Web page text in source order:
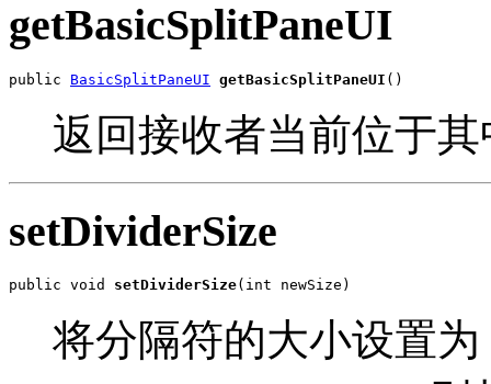
getBasicSplitPaneUI
public BasicSplitPaneUI getBasicSplitPaneUI ()
返回接收者当前位于
setDividerSize
public void setDividerSize(int newSize)
将分隔符的大小设置为